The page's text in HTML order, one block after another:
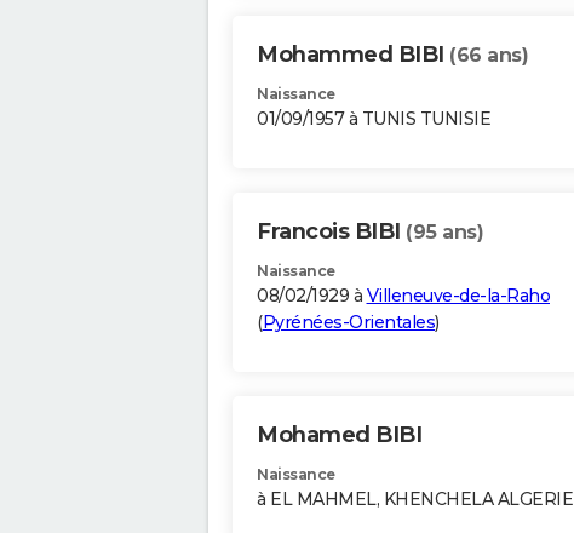
Mohammed BIBI (66 ans)
Naissance
01/09/1957 à TUNIS TUNISIE
Francois BIBI (95 ans)
Naissance
08/02/1929 à Villeneuve-de-la-Raho
(Pyrénées-Orientales)
Mohamed BIBI
Naissance
à EL MAHMEL, KHENCHELA ALGERIE